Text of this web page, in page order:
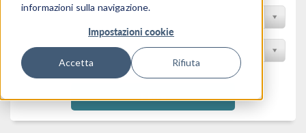
informazioni sulla navigazione.
Impostazioni cookie
Accetta Rifiuta
Filtra per Prodotto
Filtra